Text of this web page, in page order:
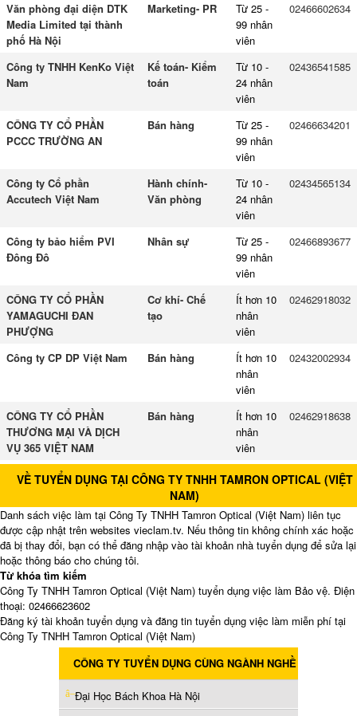
Văn phòng đại diện DTK
Media Limited tại thành
phố Hà Nội
Marketing- PR
Từ 25 -
99 nhân
viên
02466602634
Công ty TNHH KenKo Việt
Nam
Kế toán- Kiểm
toán
Từ 10 -
24 nhân
viên
02436541585
CÔNG TY CỔ PHẦN
PCCC TRƯỜNG AN
Bán hàng
Từ 25 -
99 nhân
viên
02466634201
Công ty Cổ phần
Accutech Việt Nam
Hành chính-
Văn phòng
Từ 10 -
24 nhân
viên
02434565134
Công ty bảo hiểm PVI
Đông Đô
Nhân sự
Từ 25 -
99 nhân
viên
02466893677
CÔNG TY CỔ PHẦN
YAMAGUCHI ĐAN
PHƯỢNG
Cơ khí- Chế
tạo
Ít hơn 10
nhân
viên
02462918032
Công ty CP DP Việt Nam Bán hàng
Ít hơn 10
nhân
viên
02432002934
CÔNG TY CỔ PHẦN
THƯƠNG MẠI VÀ DỊCH
VỤ 365 VIỆT NAM
Bán hàng
Ít hơn 10
nhân
viên
02462918638
VỀ TUYỂN DỤNG TẠI CÔNG TY TNHH TAMRON OPTICAL (VIỆT
NAM)
Danh sách việc làm tại Công Ty TNHH Tamron Optical (Việt Nam) liên tục
được cập nhật trên websites vieclam.tv. Nếu thông tin không chính xác hoặc
đã bị thay đổi, bạn có thể đăng nhập vào tài khoản nhà tuyển dụng để sửa lại
hoặc thông báo cho chúng tôi.
Từ khóa tìm kiếm
Công Ty TNHH Tamron Optical (Việt Nam) tuyển dụng việc làm Bảo vệ. Điện
thoại: 02466623602
Đăng ký tài khoản tuyển dụng và đăng tin tuyển dụng việc làm miễn phí tại
Công Ty TNHH Tamron Optical (Việt Nam)
CÔNG TY TUYỂN DỤNG CÙNG NGÀNH NGHỀ
Đại Học Bách Khoa Hà Nội